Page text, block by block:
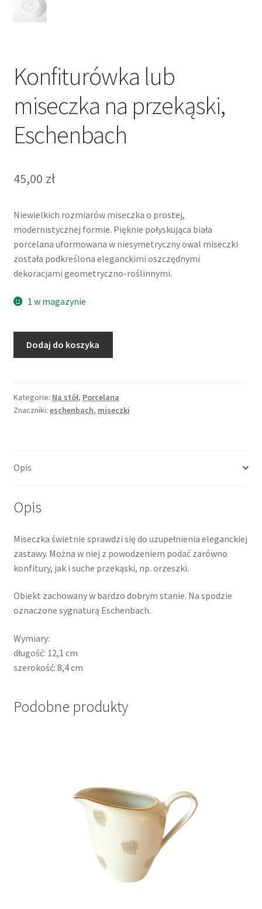
Konfiturówka lub
miseczka na przekąski,
Eschenbach
45,00 zł
Niewielkich rozmiarów miseczka o prostej,
modernistycznej formie. Pięknie połyskująca biała
porcelana uformowana w niesymetryczny owal miseczki
została podkreślona eleganckimi oszczędnymi
dekoracjami geometryczno-roślinnymi.
1 w magazynie
Konfiturówka
na
przekąski,
Dodaj do koszyka
Kategorie: Na stół, Porcelana
Znaczniki: eschenbach, miseczki
Opis
Opis
Miseczka świetnie sprawdzi się do uzupełnienia eleganckiej
zastawy. Można w niej z powodzeniem podać zarówno
konfitury, jak i suche przekąski, np. orzeszki.
Obiekt zachowany w bardzo dobrym stanie. Na spodzie
oznaczone sygnaturą Eschenbach.
Wymiary:
długość: 12,1 cm
szerokość: 8,4 cm
Podobne produkty